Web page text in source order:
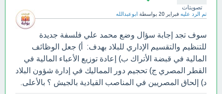
تصويتات
تم الرد عليه فبراير 20 بواسطة ابوعبدالله
سوف تجد إجابة سؤال وضع محمد علي فلسفة جديدة
للتنظيم والتقسيم الإداري للبلاد بهدف: أ) جعل الوظائف
المالية في قبضة الأتراك ب) إعادة توزيع الأعباء المالية في
القطر المصري ج) تحجيم دور المماليك في إدارة شؤون البلاد
د) إلحاق المصريين في المناصب القيادية بالجيش ؟ بالأعلى.